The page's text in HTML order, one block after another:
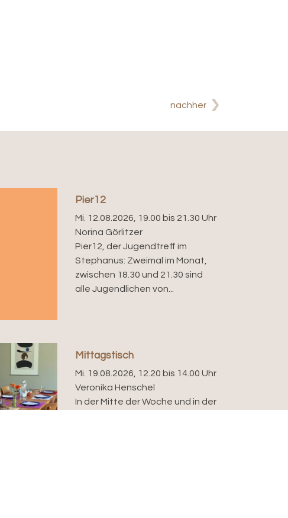
nachher
Pier12
Mi. 12.08.2026, 19.00 bis 21.30 Uhr
Norina Görlitzer
Pier12, der Jugendtreff im
Stephanus: Zweimal im Monat,
zwischen 18.30 und 21.30 sind
alle Jugendlichen von...
Mittagstisch
Mi. 19.08.2026, 12.20 bis 14.00 Uhr
Veronika Henschel
In der Mitte der Woche und in der